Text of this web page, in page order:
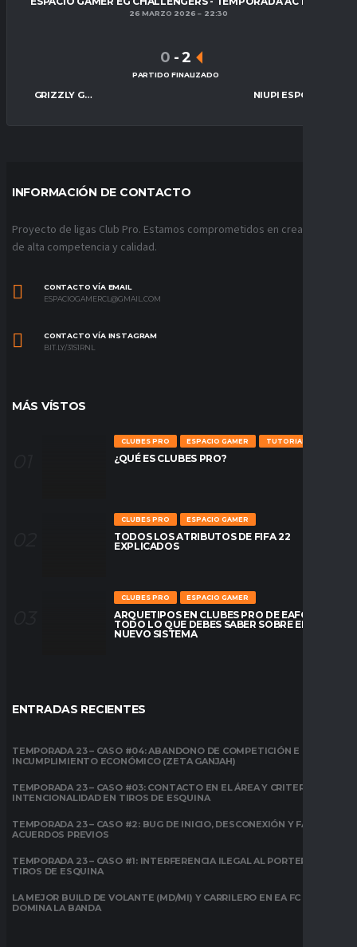
26 MARZO 2026 22:30
GRIZZLY GAMING
0 -2
PARTIDO FINALIZADO
INFORMACIÓN DE CONTACTO
Proyecto de ligas Club Pro. Estamos comprometidos en crear ligas
de alta competencia y calidad.
CONTACTO VÍA EMAIL
ESPACIOGAMERCL@GMAIL.COM
CONTACTO VÍA INSTAGRAM
BIT.LY/31S1RNL
MÁS VÍSTOS
CLUBES PRO ESPACIO GAMER TUTORIALES
¿QUÉ ES CLUBES PRO?
CLUBES PRO ESPACIO GAMER
TODOS LOS ATRIBUTOS DE FIFA 22
EXPLICADOS
CLUBES PRO ESPACIO GAMER
ARQUETIPOS EN CLUBES PRO DE EAFC26:
TODO LO QUE DEBES SABER SOBRE EL
NUEVO SISTEMA
ENTRADAS RECIENTES
TEMPORADA 23 – CASO #04: ABANDONO DE COMPETICIÓN E
INCUMPLIMIENTO ECONÓMICO (ZETA GANJAH)
TEMPORADA 23 – CASO #03: CONTACTO EN EL ÁREA Y CRITERIO DE
INTENCIONALIDAD EN TIROS DE ESQUINA
TEMPORADA 23 – CASO #2: BUG DE INICIO, DESCONEXIÓN Y FALTA DE
ACUERDOS PREVIOS
TEMPORADA 23 – CASO #1: INTERFERENCIA ILEGAL AL PORTERO EN
TIROS DE ESQUINA
LA MEJOR BUILD DE VOLANTE (MD/MI) Y CARRILERO EN EA FC 26:
DOMINA LA BANDA